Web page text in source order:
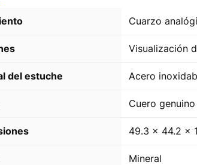
Cuarzo
Visualización
del estuche Acero
Cuero genuino
49.3 × 44.2 ×
Mineral